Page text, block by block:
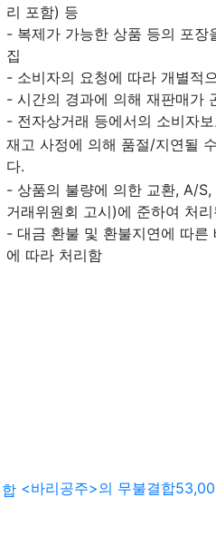
리 포함) 등
- 복제가 가능한 상품 등의 포장
집
- 소비자의 요청에 따라 개별적
- 시간의 경과에 의해 재판매가
- 전자상거래 등에서의 소비자
재고 사정에 의해 품절/지연될
다.
- 상품의 불량에 의한 교환, A/
거래위원회 고시)에 준하여 처
- 대금 환불 및 환불지연에 따른
에 따라 처리함
<바리공주>의 무불결합